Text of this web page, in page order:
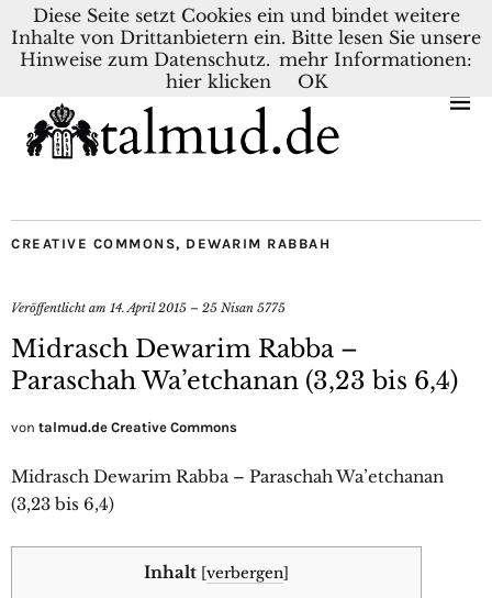
KONTAKT BLOG DEUTSCH NEDERLANDS
CREATIVE COMMONS, DEWARIM RABBAH
Veröffentlicht am 14. April 2015 – 25 Nisan 5775
Midrasch Dewarim Rabba –
Paraschah Wa’etchanan (3,23 bis 6,4)
von talmud.de Creative Commons
Midrasch Dewarim Rabba – Paraschah Wa’etchanan
(3,23 bis 6,4)
Inhalt [verbergen]
Diese Seite setzt Cookies ein und bindet weitere
Inhalte von Drittanbietern ein. Bitte lesen Sie unsere
Hinweise zum Datenschutz. mehr Informationen:
hier klicken
OK